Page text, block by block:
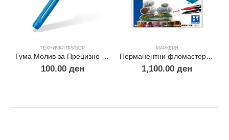
ТЕХНИЧКИ ПРИБОР
Гума Молив за Прецизно Бришење
100.00 ден
МАРКЕРИ
Перманентни фломастери -36
1,100.00 ден